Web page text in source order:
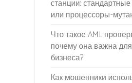
станции: стандартные
или процессоры-
Что такое AML
почему она важна для
бизнеса?
Как мошенники